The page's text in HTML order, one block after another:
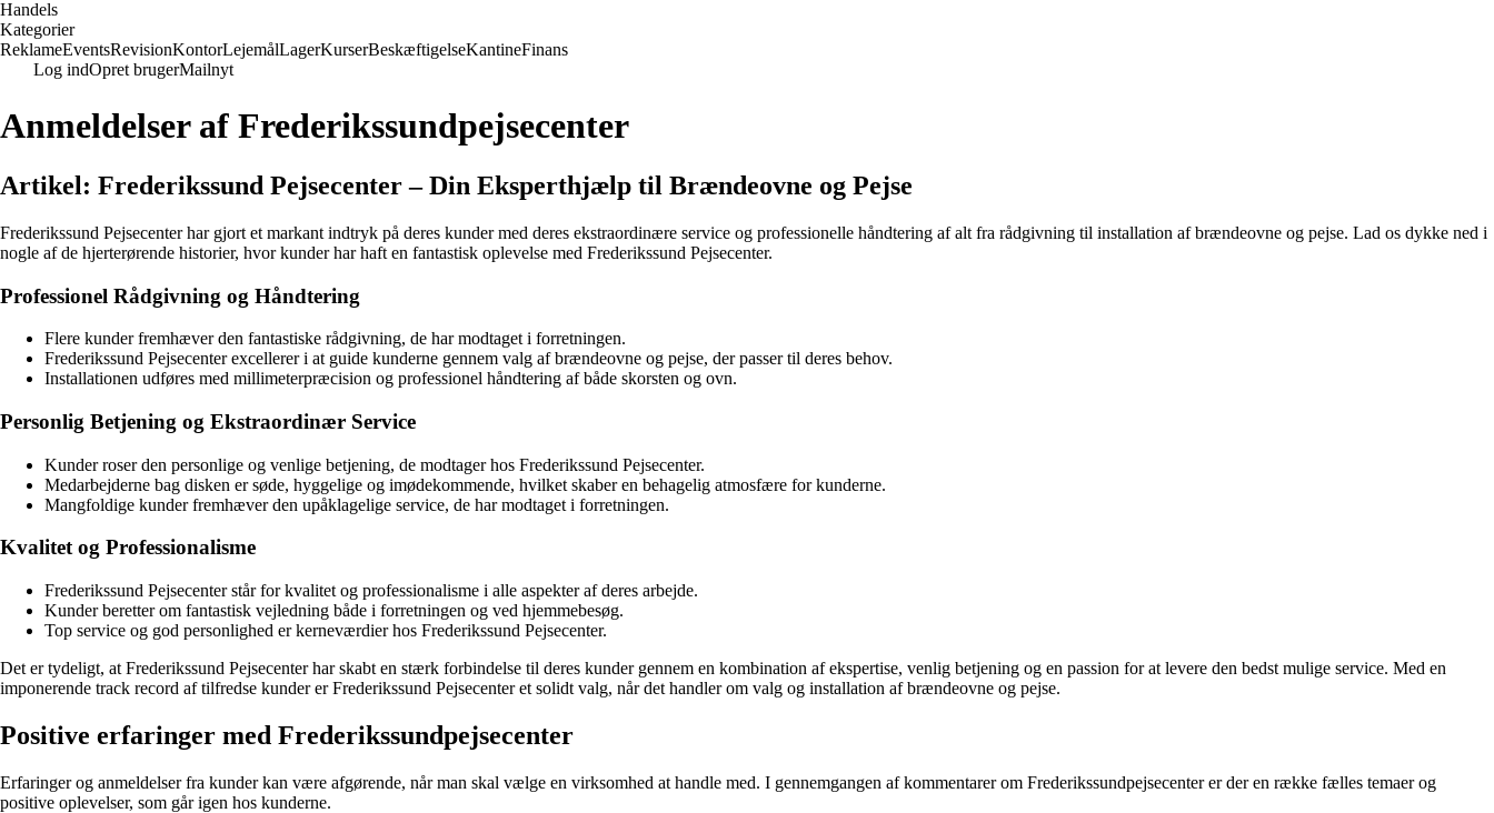
Handels
Kategorier
ReklameEventsRevisionKontorLejemålLagerKurserBeskæftigelseKantineFinans
Log indOpret brugerMailnyt
Anmeldelser af Frederikssundpejsecenter
Artikel: Frederikssund Pejsecenter – Din Eksperthjælp til Brændeovne og Pejse
Frederikssund Pejsecenter har gjort et markant indtryk på deres kunder med deres ekstraordinære service og professionelle håndtering af alt fra rådgivning til installation af brændeovne og pejse. Lad os dykke ned i
nogle af de hjerterørende historier, hvor kunder har haft en fantastisk oplevelse med Frederikssund Pejsecenter.
Professionel Rådgivning og Håndtering
Flere kunder fremhæver den fantastiske rådgivning, de har modtaget i forretningen.
Frederikssund Pejsecenter excellerer i at guide kunderne gennem valg af brændeovne og pejse, der passer til deres behov.
Installationen udføres med millimeterpræcision og professionel håndtering af både skorsten og ovn.
Personlig Betjening og Ekstraordinær Service
Kunder roser den personlige og venlige betjening, de modtager hos Frederikssund Pejsecenter.
Medarbejderne bag disken er søde, hyggelige og imødekommende, hvilket skaber en behagelig atmosfære for kunderne.
Mangfoldige kunder fremhæver den upåklagelige service, de har modtaget i forretningen.
Kvalitet og Professionalisme
Frederikssund Pejsecenter står for kvalitet og professionalisme i alle aspekter af deres arbejde.
Kunder beretter om fantastisk vejledning både i forretningen og ved hjemmebesøg.
Top service og god personlighed er kerneværdier hos Frederikssund Pejsecenter.
Det er tydeligt, at Frederikssund Pejsecenter har skabt en stærk forbindelse til deres kunder gennem en kombination af ekspertise, venlig betjening og en passion for at levere den bedst mulige service. Med en
imponerende track record af tilfredse kunder er Frederikssund Pejsecenter et solidt valg, når det handler om valg og installation af brændeovne og pejse.
Positive erfaringer med Frederikssundpejsecenter
Erfaringer og anmeldelser fra kunder kan være afgørende, når man skal vælge en virksomhed at handle med. I gennemgangen af kommentarer om Frederikssundpejsecenter er der en række fælles temaer og
positive oplevelser, som går igen hos kunderne.